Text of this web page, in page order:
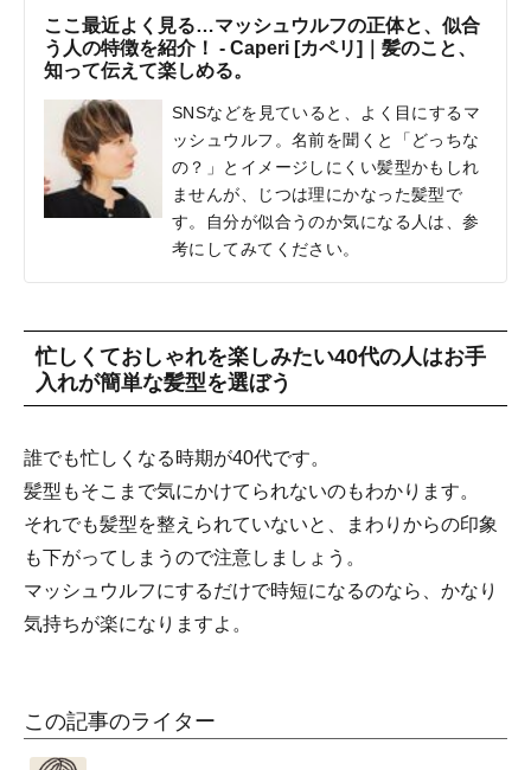
ここ最近よく見る…マッシュウルフの正体と、似合
う人の特徴を紹介！ - Caperi [カペリ]｜髪のこと、
知って伝えて楽しめる。
SNSなどを見ていると、よく目にするマ
ッシュウルフ。名前を聞くと「どっちな
の？」とイメージしにくい髪型かもしれ
ませんが、じつは理にかなった髪型で
す。自分が似合うのか気になる人は、参
考にしてみてください。
忙しくておしゃれを楽しみたい40代の人はお手
入れが簡単な髪型を選ぼう
誰でも忙しくなる時期が40代です。
髪型もそこまで気にかけてられないのもわかります。
それでも髪型を整えられていないと、まわりからの印象
も下がってしまうので注意しましょう。
マッシュウルフにするだけで時短になるのなら、かなり
気持ちが楽になりますよ。
この記事のライター